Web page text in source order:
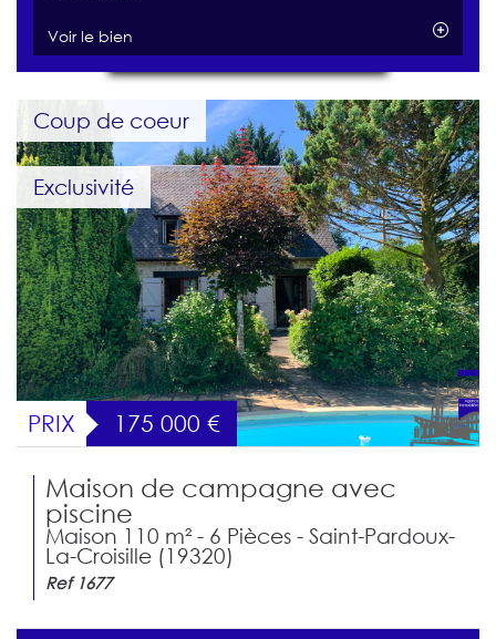
Voir le bien
Exclusivité
Coup de coeur
PRIX 175 000 €
Maison de campagne avec
piscine
Maison 110 m² - 6 Pièces - Saint-Pardoux-
La-Croisille (19320)
Ref 1677